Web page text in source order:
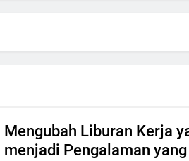
Mengubah Liburan Kerja
menjadi Pengalaman